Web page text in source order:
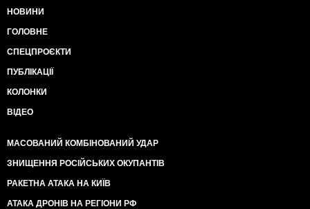
НОВИНИ
ГОЛОВНЕ
СПЕЦПРОЄКТИ
ПУБЛІКАЦІЇ
КОЛОНКИ
ВІДЕО
МАСОВАНИЙ КОМБІНОВАНИЙ УДАР
ЗНИЩЕННЯ РОСІЙСЬКИХ ОКУПАНТІВ
РАКЕТНА АТАКА НА КИЇВ
АТАКА ДРОНІВ НА РЕГІОНИ РФ